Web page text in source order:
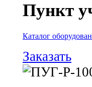
Пункт
Каталог
Заказать